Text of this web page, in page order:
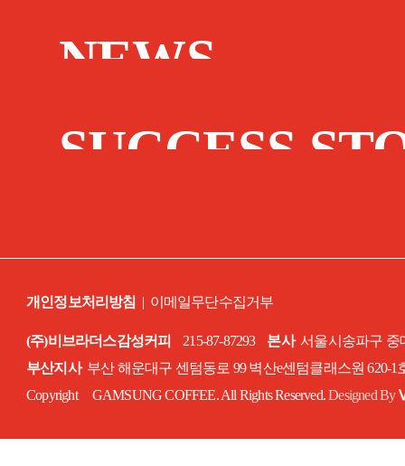
NEWS
SUCCESS
개인정보처리방침 | 이메일무단수집거부
(주)비브라더스감성커피 215-87-87293 본사서울시송파구 중
부산지사부산 해운대구 센텀동로 99 벽산e센텀클래스원 620-1
Copyright GAMSUNG COFFEE. All Rights Reserved.Designed By